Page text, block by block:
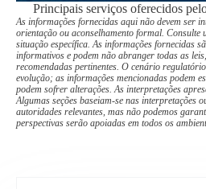
Principais serviços oferecidos
As informações fornecidas aqui não devem ser
orientação ou aconselhamento formal.
situação específica. As informações fornecidas
informativos e podem não abranger todas as
recomendadas pertinentes. O cenário
evolução; as informações mencionadas podem
podem sofrer alterações. As interpretações
Algumas seções baseiam-se nas interpretações
autoridades relevantes, mas não podemos
perspectivas serão apoiadas em todos os